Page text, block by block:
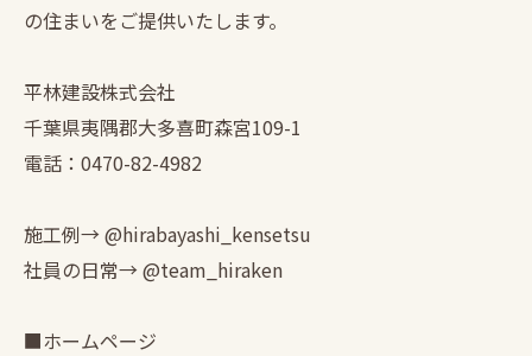
の住まいをご提供いたします。
平林建設株式会社
千葉県夷隅郡大多喜町森宮109-1
電話：0470-82-4982
施工例→ @hirabayashi_kensetsu
社員の日常→ @team_hiraken
■ホームページ